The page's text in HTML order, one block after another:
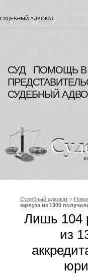
СУДЕБНЫЙ АДВОКАТ
СУД
ПОМОЩЬ В
СУДЕБНЫЙ
Судебный адвокат >
юрвуза из 1300
Лишь 104
из